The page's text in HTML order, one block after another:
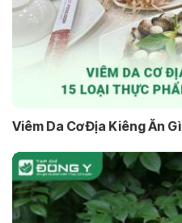
Viêm Da Cơ Địa Kiêng Ăn Gì